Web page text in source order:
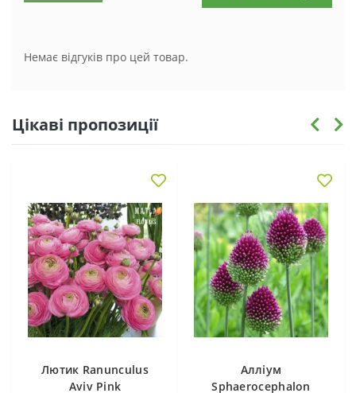
Немає відгуків про цей товар.
Цікаві пропозиції
Лютик Ranunculus
Aviv Pink
Алліум
Sphaerocephalon